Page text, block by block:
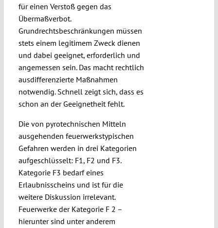
für einen Verstoß gegen das
Übermaßverbot.
Grundrechtsbeschränkungen müssen
stets einem legitimem Zweck dienen
und dabei geeignet, erforderlich und
angemessen sein. Das macht rechtlich
ausdifferenzierte Maßnahmen
notwendig. Schnell zeigt sich, dass es
schon an der Geeignetheit fehlt.
Die von pyrotechnischen Mitteln
ausgehenden feuerwerkstypischen
Gefahren werden in drei Kategorien
aufgeschlüsselt: F1, F2 und F3.
Kategorie F3 bedarf eines
Erlaubnisscheins und ist für die
weitere Diskussion irrelevant.
Feuerwerke der Kategorie F 2 –
hierunter sind unter anderem